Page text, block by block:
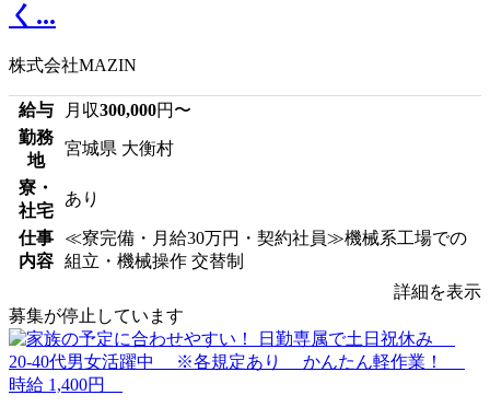
く...
株式会社MAZIN
給与 月収300,000円〜
勤務
地
宮城県 大衡村
寮・
社宅
あり
仕事
内容
≪寮完備・月給30万円・契約社員≫機械系工場での
組立・機械操作 交替制
詳細を表示
募集が停止しています